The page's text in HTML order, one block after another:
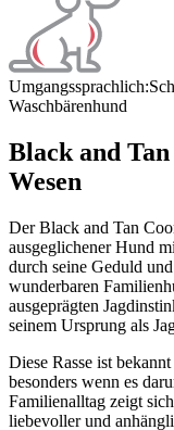
Umgangssprachlich:
Waschbärenhund
Black and
Wesen
Der Black and Tan
ausgeglichener Hund
durch seine Geduld
wunderbaren
ausgeprägten
seinem Ursprung als
Diese Rasse ist
besonders wenn es
Familienalltag zeigt
liebevoller und